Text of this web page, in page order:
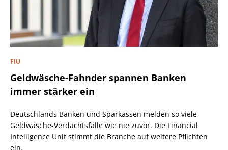
FIU
Geldwäsche-Fahnder spannen Banken
immer stärker ein
Deutschlands Banken und Sparkassen melden so viele
Geldwäsche-Verdachtsfälle wie nie zuvor. Die Financial
Intelligence Unit stimmt die Branche auf weitere Pflichten
ein.